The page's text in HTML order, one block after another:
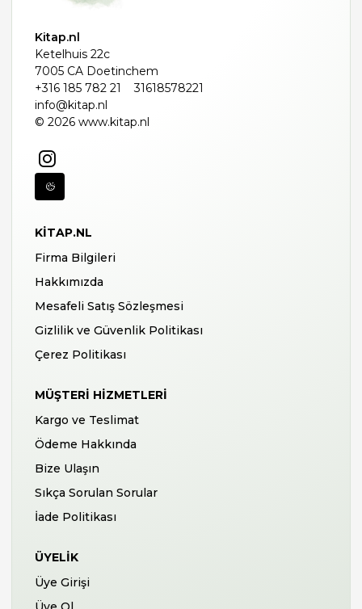
Kitap.nl
Ketelhuis 22c
7005 CA Doetinchem
+316 185 782 21
31618578221
info@kitap.nl
© 2026 www.kitap.nl
KITAP.NL
Firma Bilgileri
Hakkımızda
Mesafeli Satış Sözleşmesi
Gizlilik ve Güvenlik Politikası
Çerez Politikası
MÜŞTERI HIZMETLERI
Kargo ve Teslimat
Ödeme Hakkında
Bize Ulaşın
Sıkça Sorulan Sorular
İade Politikası
ÜYELIK
Üye Girişi